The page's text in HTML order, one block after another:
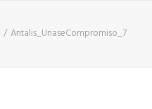
Antalis_UnaseCompromiso_7